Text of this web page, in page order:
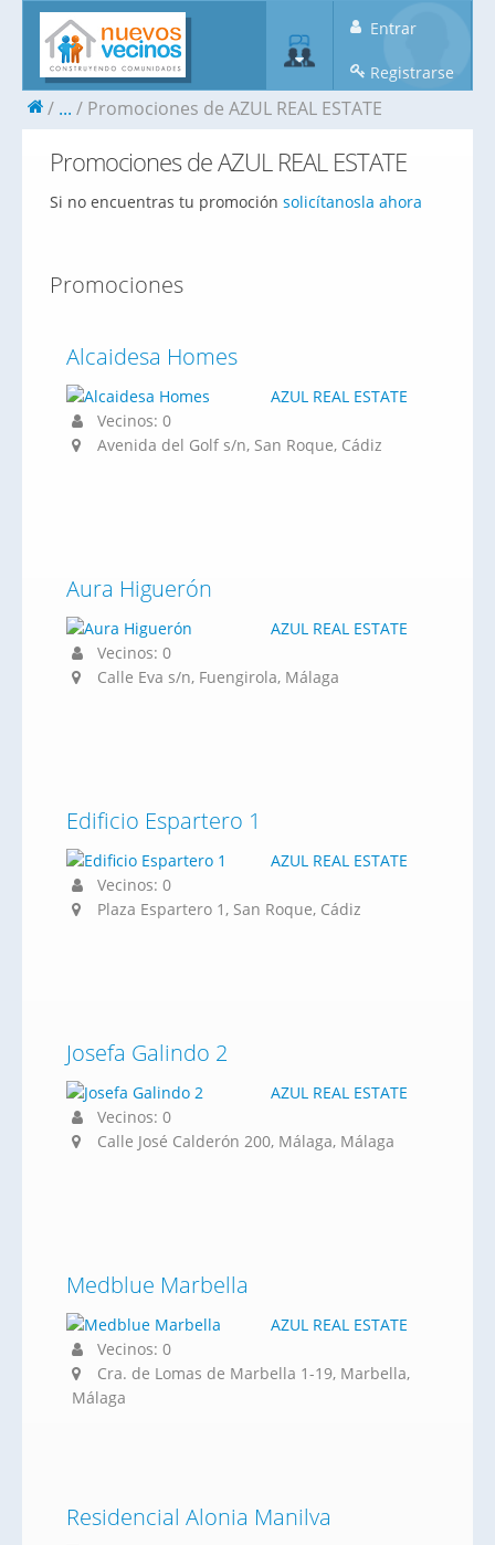
Entrar
Registrarse
... Promociones de AZUL REAL ESTATE
Promociones de AZUL REAL ESTATE
Si no encuentras tu promoción solicítanosla ahora
Promociones
Alcaidesa Homes
AZUL REAL ESTATE
Vecinos: 0
Avenida del Golf s/n, San Roque, Cádiz
Aura Higuerón
AZUL REAL ESTATE
Vecinos: 0
Calle Eva s/n, Fuengirola, Málaga
Edificio Espartero 1
AZUL REAL ESTATE
Vecinos: 0
Plaza Espartero 1, San Roque, Cádiz
Josefa Galindo 2
AZUL REAL ESTATE
Vecinos: 0
Calle José Calderón 200, Málaga, Málaga
Medblue Marbella
AZUL REAL ESTATE
Vecinos: 0
Cra. de Lomas de Marbella 1-19, Marbella,
Málaga
Residencial Alonia Manilva